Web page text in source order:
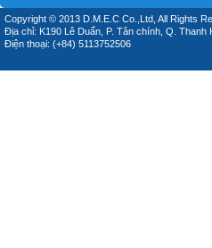
Copyright © 2013 D.M.E.C Co.,Ltd, All Rights
Địa chỉ: K190 Lê Duẩn, P. Tân chính, Q. Thanh
Điện thoại: (+84) 5113752506